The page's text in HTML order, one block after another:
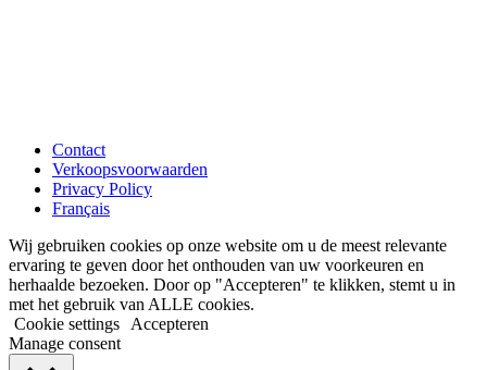
Contact
Verkoopsvoorwaarden
Privacy Policy
Français
Wij gebruiken cookies op onze website om u de meest relevante
ervaring te geven door het onthouden van uw voorkeuren en
herhaalde bezoeken. Door op "Accepteren" te klikken, stemt u in
met het gebruik van ALLE cookies.
Cookie settings
Accepteren
Manage consent